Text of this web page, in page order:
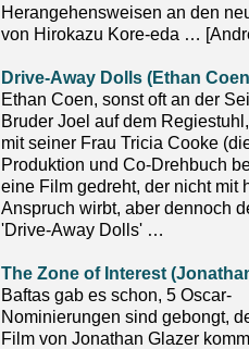
Herangehensweisen an den
von Hirokazu Kore-eda …
Drive-Away Dolls (Ethan
Ethan Coen, sonst oft an der
Bruder Joel auf dem
mit seiner Frau Tricia Cooke
Produktion und Co-Drehbuch
eine Film gedreht, der nicht mit
Anspruch wirbt, aber dennoch
'Drive-Away Dolls' …
The Zone of Interest
Baftas gab es schon, 5 Oscar-
Nominierungen sind gebongt,
Film von Jonathan Glazer